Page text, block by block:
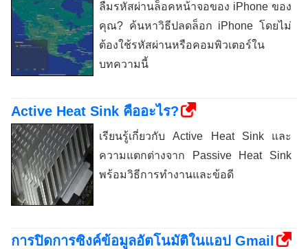
ลืมรหัสผ่านล็อคหน้าจอของ iPhone ของ
คุณ? ค้นหาวิธีปลดล็อก iPhone โดยไม่
ต้องใช้รหัสผ่านหรือคอมพิวเตอร์ใน
บทความนี้
Active Heat Sink คืออะไร?
เรียนรู้เกี่ยวกับ Active Heat Sink และ
ความแตกต่างจาก Passive Heat Sink
พร้อมวิธีการทำงานและข้อดี
การปิดการซิงค์ข้อมูลอัตโนมัติในแอป Gmail